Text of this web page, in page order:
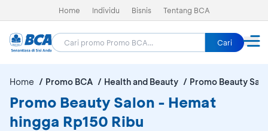
Home Individu Bisnis Tentang BCA
Cari
Home Promo BCA Health and Beauty Promo Beauty
Promo Beauty Salon - Hemat
hingga Rp150 Ribu